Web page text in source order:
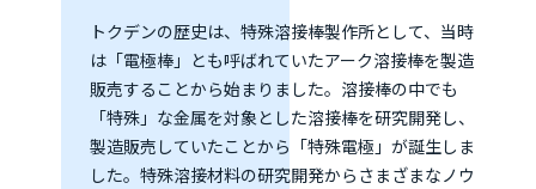
トクデンの歴史は、特殊溶接棒製作所として、当時
は「電極棒」とも呼ばれていたアーク溶接棒を製造
販売することから始まりました。溶接棒の中でも
「特殊」な金属を対象とした溶接棒を研究開発し、
製造販売していたことから「特殊電極」が誕生しま
した。特殊溶接材料の研究開発からさまざまなノウ